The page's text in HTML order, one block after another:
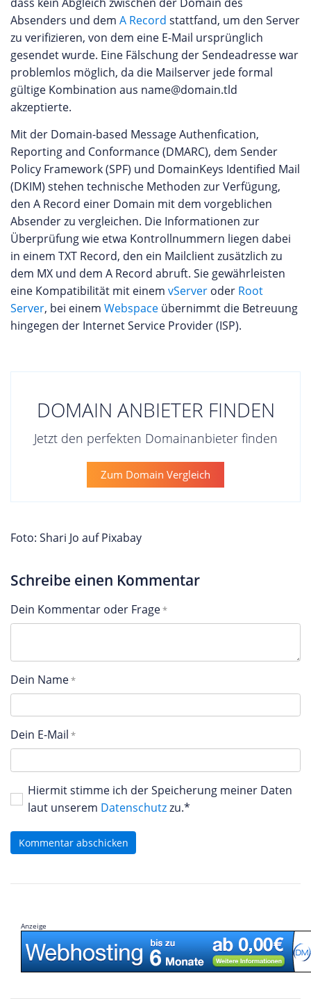
Absenders und dem A Record stattfand, um den Server
zu verifizieren, von dem eine E-Mail ursprünglich
gesendet wurde. Eine Fälschung der Sendeadresse war
problemlos möglich, da die Mailserver jede formal
gültige Kombination aus name@domain.tld
akzeptierte.
Mit der Domain-based Message Authenfication,
Reporting and Conformance (DMARC), dem Sender
Policy Framework (SPF) und DomainKeys Identified Mail
(DKIM) stehen technische Methoden zur Verfügung,
den A Record einer Domain mit dem vorgeblichen
Absender zu vergleichen. Die Informationen zur
Überprüfung wie etwa Kontrollnummern liegen dabei
in einem TXT Record, den ein Mailclient zusätzlich zu
dem MX und dem A Record abruft. Sie gewährleisten
eine Kompatibilität mit einem vServer oder Root
Server, bei einem Webspace übernimmt die Betreuung
hingegen der Internet Service Provider (ISP).
DOMAIN ANBIETER FINDEN
Jetzt den perfekten Domainanbieter finden
Zum Domain Vergleich
Foto: Shari Jo auf Pixabay
Schreibe einen Kommentar
Dein Kommentar oder Frage
Dein Name
Dein E-Mail
Hiermit stimme ich der Speicherung meiner Daten
laut unserem Datenschutzzu.*
Kommentar abschicken
Anzeige